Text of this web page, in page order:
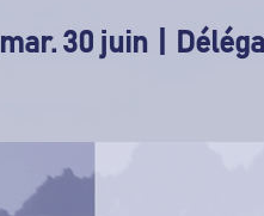
mar. 30 juin
  |